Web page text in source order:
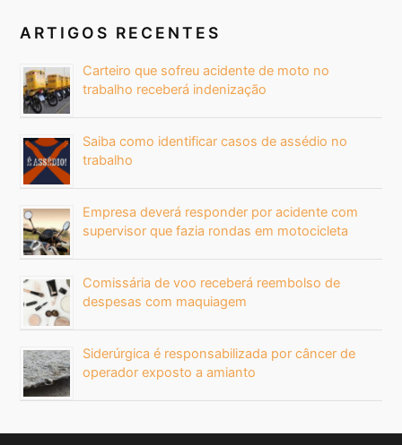
ARTIGOS RECENTES
Carteiro que sofreu acidente de moto no
trabalho receberá indenização
Saiba como identificar casos de assédio no
trabalho
Empresa deverá responder por acidente com
supervisor que fazia rondas em motocicleta
Comissária de voo receberá reembolso de
despesas com maquiagem
Siderúrgica é responsabilizada por câncer de
operador exposto a amianto